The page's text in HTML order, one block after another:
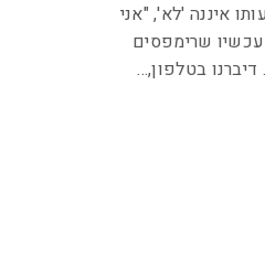
איננה 'לא', "אני
שרימפסים
בטלפון,…